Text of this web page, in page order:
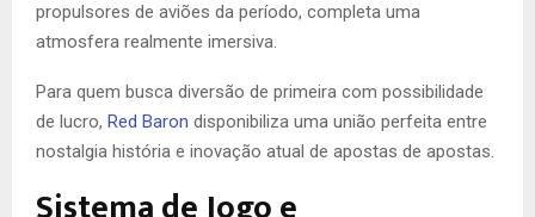
propulsores de aviões da período, completa uma
atmosfera realmente imersiva.
Para quem busca diversão de primeira com possibilidade
de lucro, Red Baron disponibiliza uma união perfeita entre
nostalgia história e inovação atual de apostas de apostas.